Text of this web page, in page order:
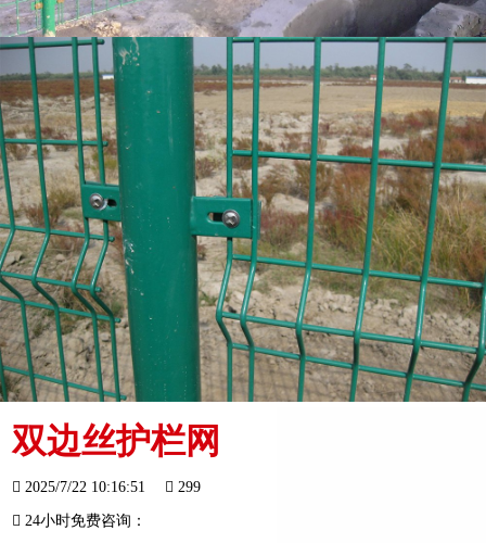
双边丝护栏网
2025/7/22 10:16:51 299
24小时免费咨询：